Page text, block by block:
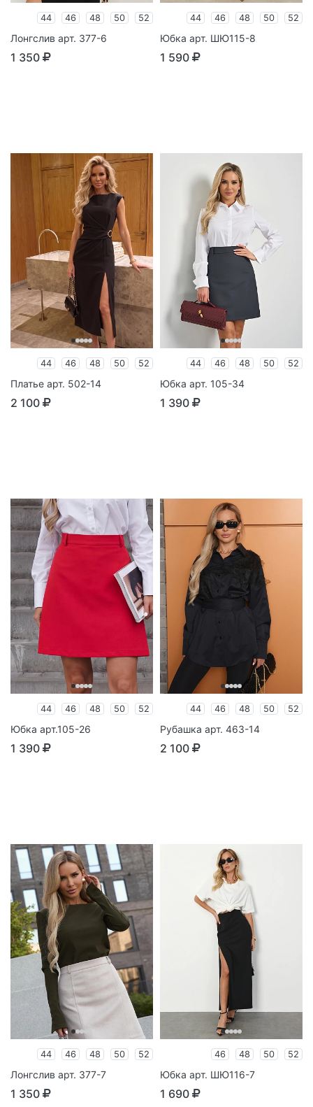
44 46 48 50 52
Лонгслив арт. 377-6
1 350
44 46 48 50 52
Юбка арт. ШЮ115-8
1 590
44 46 48 50 52
Платье арт. 502-14
2 100
44 46 48 50 52
Юбка арт. 105-34
1 390
44 46 48 50 52
Юбка арт.105-26
1 390
44 46 48 50 52
Рубашка арт. 463-14
2 100
44 46 48 50 52
Лонгслив арт. 377-7
1 350
46 48 50 52
Юбка арт. ШЮ116-7
1 690